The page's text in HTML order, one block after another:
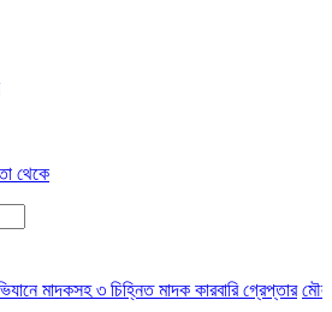
থেকে
মাদকসহ ৩ চিহ্নিত মাদক কারবারি গ্রেপ্তার